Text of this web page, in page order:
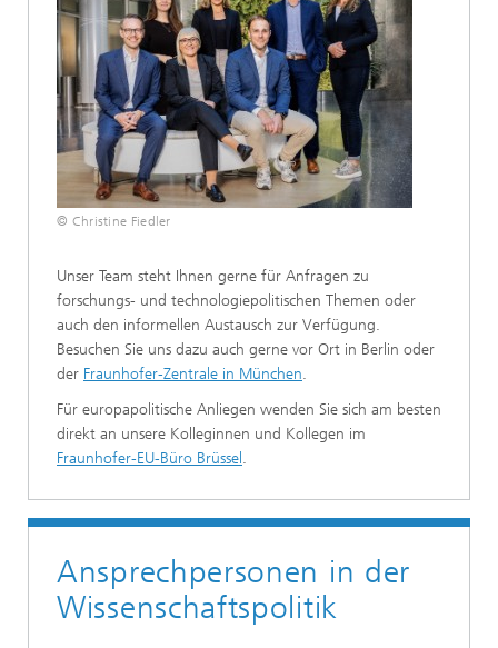
© Christine Fiedler
Unser Team steht Ihnen gerne für Anfragen zu
forschungs- und technologiepolitischen Themen oder
auch den informellen Austausch zur Verfügung.
Besuchen Sie uns dazu auch gerne vor Ort in Berlin oder
der Fraunhofer-Zentrale in München.
Für europapolitische Anliegen wenden Sie sich am besten
direkt an unsere Kolleginnen und Kollegen im
Fraunhofer-EU-Büro Brüssel .
Ansprechpersonen in der
Wissenschaftspolitik